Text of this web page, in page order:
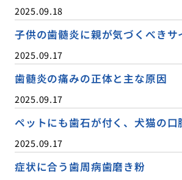
2025.09.18
子供の歯髄炎に親が気づくべきサ
2025.09.17
歯髄炎の痛みの正体と主な原因
2025.09.17
ペットにも歯石が付く、犬猫の口
2025.09.17
症状に合う歯周病歯磨き粉